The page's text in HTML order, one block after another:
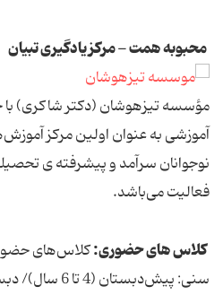
محبوبه همت - مرکز یادگیری تبیان
مؤسسه تیزهوشان (دکتر شاکری) با
آموزشی به عنوان اولین مرکز
نوجوانان سرآمد و پیشرفته ی
فعالیت می‌باشد.
کلاس های حضوری:کلاس‌های
سنی: